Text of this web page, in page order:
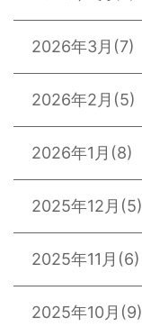
2026年3月 (7)
2026年2月 (5)
2026年1月 (8)
2025年12月 (5)
2025年11月 (6)
2025年10月 (9)